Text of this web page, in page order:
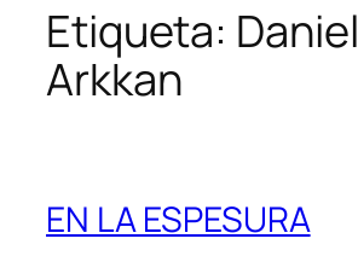
Etiqueta: Daniel
Arkkan
EN LA ESPESURA